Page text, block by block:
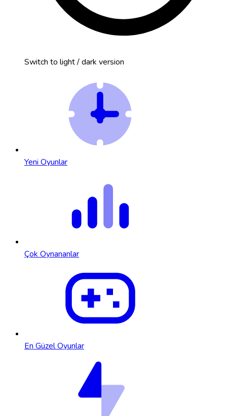
Switch to light / dark version
Yeni Oyunlar
Çok Oynananlar
En Güzel Oyunlar